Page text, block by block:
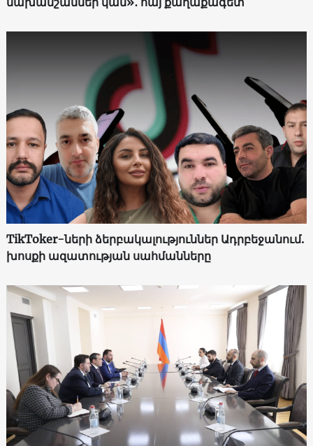
TikToker-ների ձերբակալություններ Ադրբեջանում.
խոսքի ազատության սահմանները